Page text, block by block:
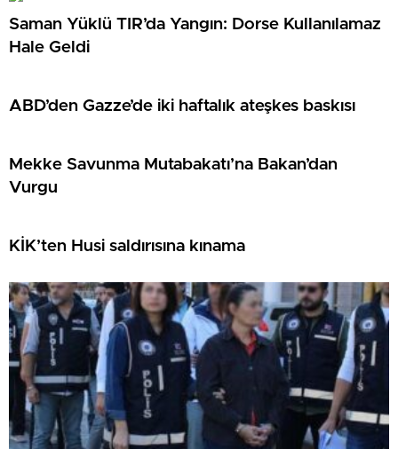
Saman Yüklü TIR’da Yangın: Dorse Kullanılamaz
Hale Geldi
ABD’den Gazze’de iki haftalık ateşkes baskısı
Mekke Savunma Mutabakatı’na Bakan’dan
Vurgu
KİK’ten Husi saldırısına kınama